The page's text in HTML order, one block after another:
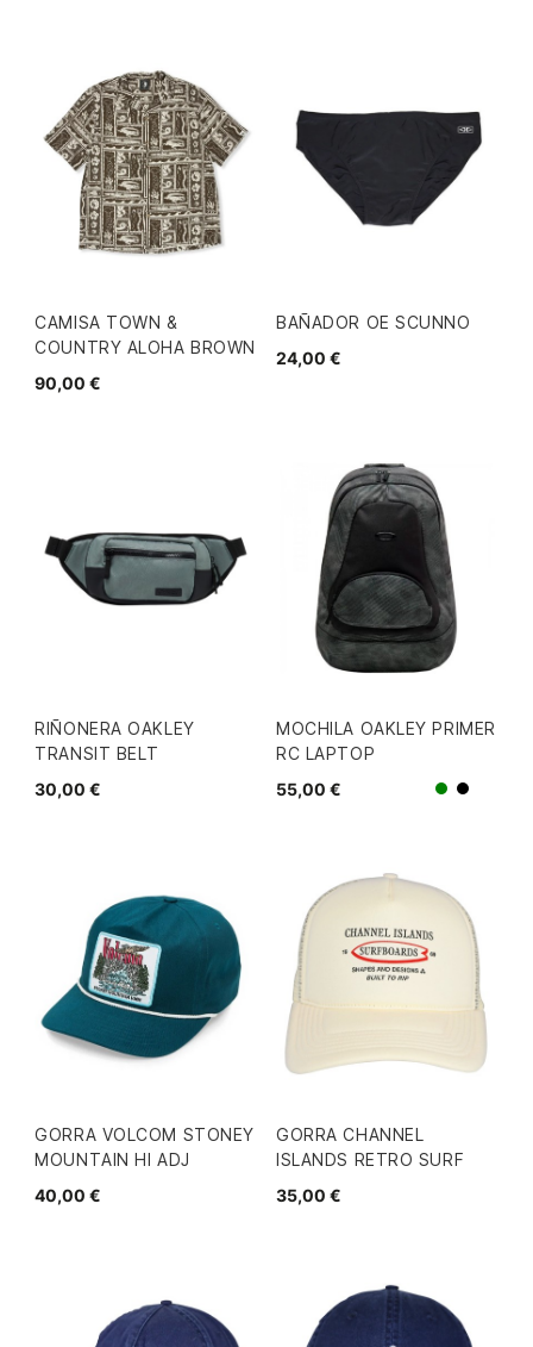
CAMISA TOWN &
COUNTRY ALOHA BROWN
90,00 €
BAÑADOR OE SCUNNO
24,00 €
RIÑONERA OAKLEY
TRANSIT BELT
30,00 €
MOCHILA OAKLEY PRIMER
RC LAPTOP
55,00 €
VerdeNegro/
GORRA VOLCOM STONEY
MOUNTAIN HI ADJ
40,00 €
GORRA CHANNEL
ISLANDS RETRO SURF
35,00 €